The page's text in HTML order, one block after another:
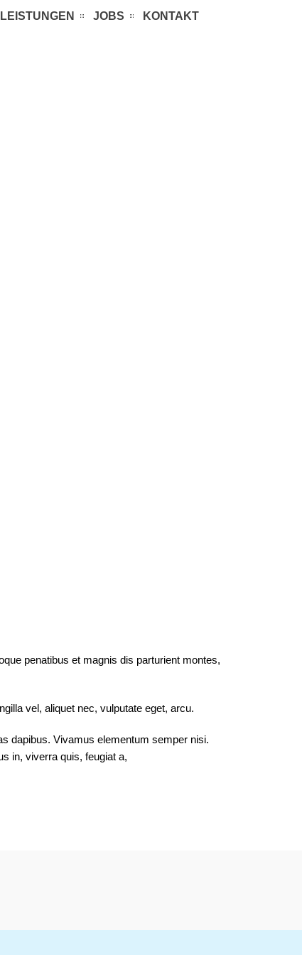
LEISTUNGEN JOBS KONTAKT
penatibus et magnis dis parturient montes,
vel, aliquet nec, vulputate eget, arcu.
dapibus. Vivamus elementum semper nisi.
in, viverra quis, feugiat a,